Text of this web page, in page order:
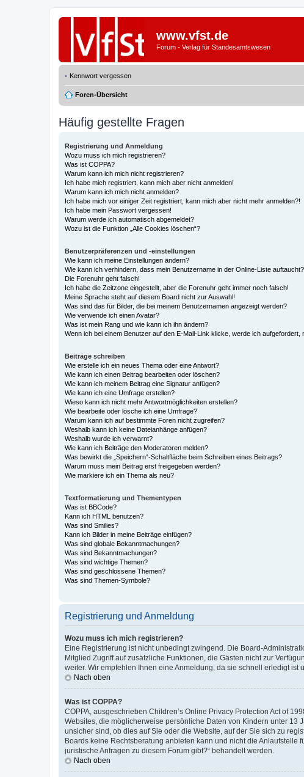
www.vfst.de
Forum - Verlag für Standesamtswesen
Kennwort vergessen
Foren-Übersicht
Häufig gestellte Fragen
Registrierung und Anmeldung
Wozu muss ich mich registrieren?
Was ist COPPA?
Warum kann ich mich nicht registrieren?
Ich habe mich registriert, kann mich aber nicht anmelden!
Warum kann ich mich nicht anmelden?
Ich habe mich vor einiger Zeit registriert, kann mich aber nicht mehr anmelden?!
Ich habe mein Passwort vergessen!
Warum werde ich automatisch abgemeldet?
Wozu ist die Funktion „Alle Cookies löschen“?
Benutzerpräferenzen und -einstellungen
Wie kann ich meine Einstellungen ändern?
Wie kann ich verhindern, dass mein Benutzername in der Online-Liste auftaucht?
Die Forenuhr geht falsch!
Ich habe die Zeitzone eingestellt, aber die Forenuhr geht immer noch falsch!
Meine Sprache steht auf diesem Board nicht zur Auswahl!
Was sind das für Bilder, die bei meinem Benutzernamen angezeigt werden?
Wie verwende ich einen Avatar?
Was ist mein Rang und wie kann ich ihn ändern?
Wenn ich bei einem Benutzer auf den E-Mail-Link klicke, werde ich aufgefordert,
Beiträge schreiben
Wie erstelle ich ein neues Thema oder eine Antwort?
Wie kann ich einen Beitrag bearbeiten oder löschen?
Wie kann ich meinem Beitrag eine Signatur anfügen?
Wie kann ich eine Umfrage erstellen?
Wieso kann ich nicht mehr Antwortmöglichkeiten erstellen?
Wie bearbeite oder lösche ich eine Umfrage?
Warum kann ich auf bestimmte Foren nicht zugreifen?
Weshalb kann ich keine Dateianhänge anfügen?
Weshalb wurde ich verwarnt?
Wie kann ich Beiträge den Moderatoren melden?
Was bewirkt die „Speichern“-Schaltfläche beim Schreiben eines Beitrags?
Warum muss mein Beitrag erst freigegeben werden?
Wie markiere ich ein Thema als neu?
Textformatierung und Thementypen
Was ist BBCode?
Kann ich HTML benutzen?
Was sind Smilies?
Kann ich Bilder in meine Beiträge einfügen?
Was sind globale Bekanntmachungen?
Was sind Bekanntmachungen?
Was sind wichtige Themen?
Was sind geschlossene Themen?
Was sind Themen-Symbole?
Registrierung und Anmeldung
Wozu muss ich mich registrieren?
Eine Registrierung ist nicht unbedingt zwingend. Die Board-
Mitglied Zugriff auf zusätzliche Funktionen, die Gästen nicht zur
weiter. Wir empfehlen Ihnen eine Anmeldung, da sie schnell erledigt ist
Nach oben
Was ist COPPA?
COPPA, ausgeschrieben Children’s Online Privacy Protection Act of
Websites, die möglicherweise persönliche Daten von Kindern unter
unsicher sind, ob dies auf Sie oder die Website, auf der Sie sich zu
Boards keine Rechtsberatung anbieten kann und nicht die
juristische Anfragen zu diesem Forum gibt?“ behandelt werden.
Nach oben